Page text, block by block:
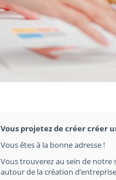
Vous projetez de créer créer
Vous êtes à la bonne adresse !
Vous trouverez au sein de notre
autour de la création